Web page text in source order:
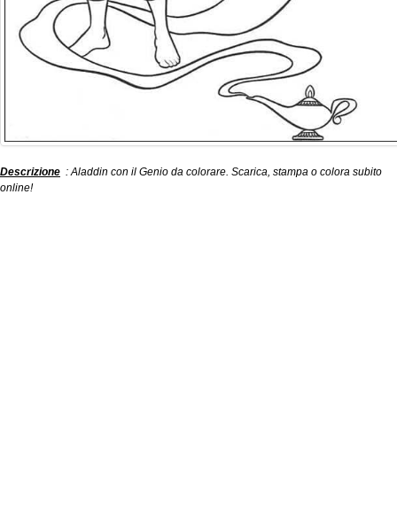
Descrizione : Aladdin con il Genio da colorare. Scarica, stampa o colora subito
online!